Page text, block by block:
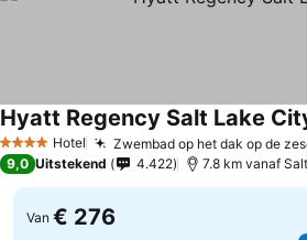
4 SterrenHotel Zwembad op het dak op de
Hyatt Regency Salt Lake
9,0 Uitstekend 4.422 7.8 km vanaf
Van € 276